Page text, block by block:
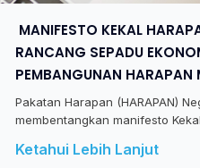
MANIFESTO KEKAL
RANCANG SEPADU
PEMBANGUNAN HARAPAN
Pakatan Harapan (HARAPAN)
membentangkan manifesto
Ketahui Lebih Lanjut